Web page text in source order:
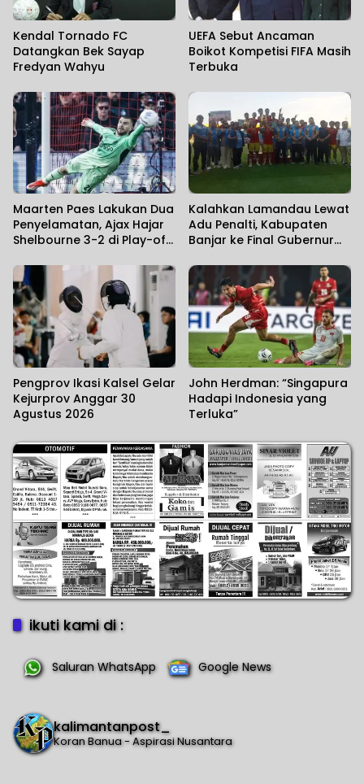
Kendal Tornado FC
Datangkan Bek Sayap
Fredyan Wahyu
UEFA Sebut Ancaman
Boikot Kompetisi FIFA Masih
Terbuka
Maarten Paes Lakukan Dua
Penyelamatan, Ajax Hajar
Shelbourne 3-2 di Play-off
Kalahkan Lamandau Lewat
Adu Penalti, Kabupaten
Banjar ke Final Gubernur
XXII/KB 2026
Pengprov Ikasi Kalsel Gelar
Kejurprov Anggar 30
Agustus 2026
John Herdman: “Singapura
Hadapi Indonesia yang
Terluka”
ikuti kami di :
Saluran WhatsApp Google News
kalimantanpost_
Koran Banua - Aspirasi Nusantara